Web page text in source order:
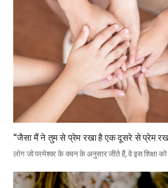
“जैसा मैं ने तुम से प्रेम रखा है एक दूसरे से प्रेम
लोग जो परमेश्वर के वचन के अनुसार जीते हैं, वे इस शिक्षा